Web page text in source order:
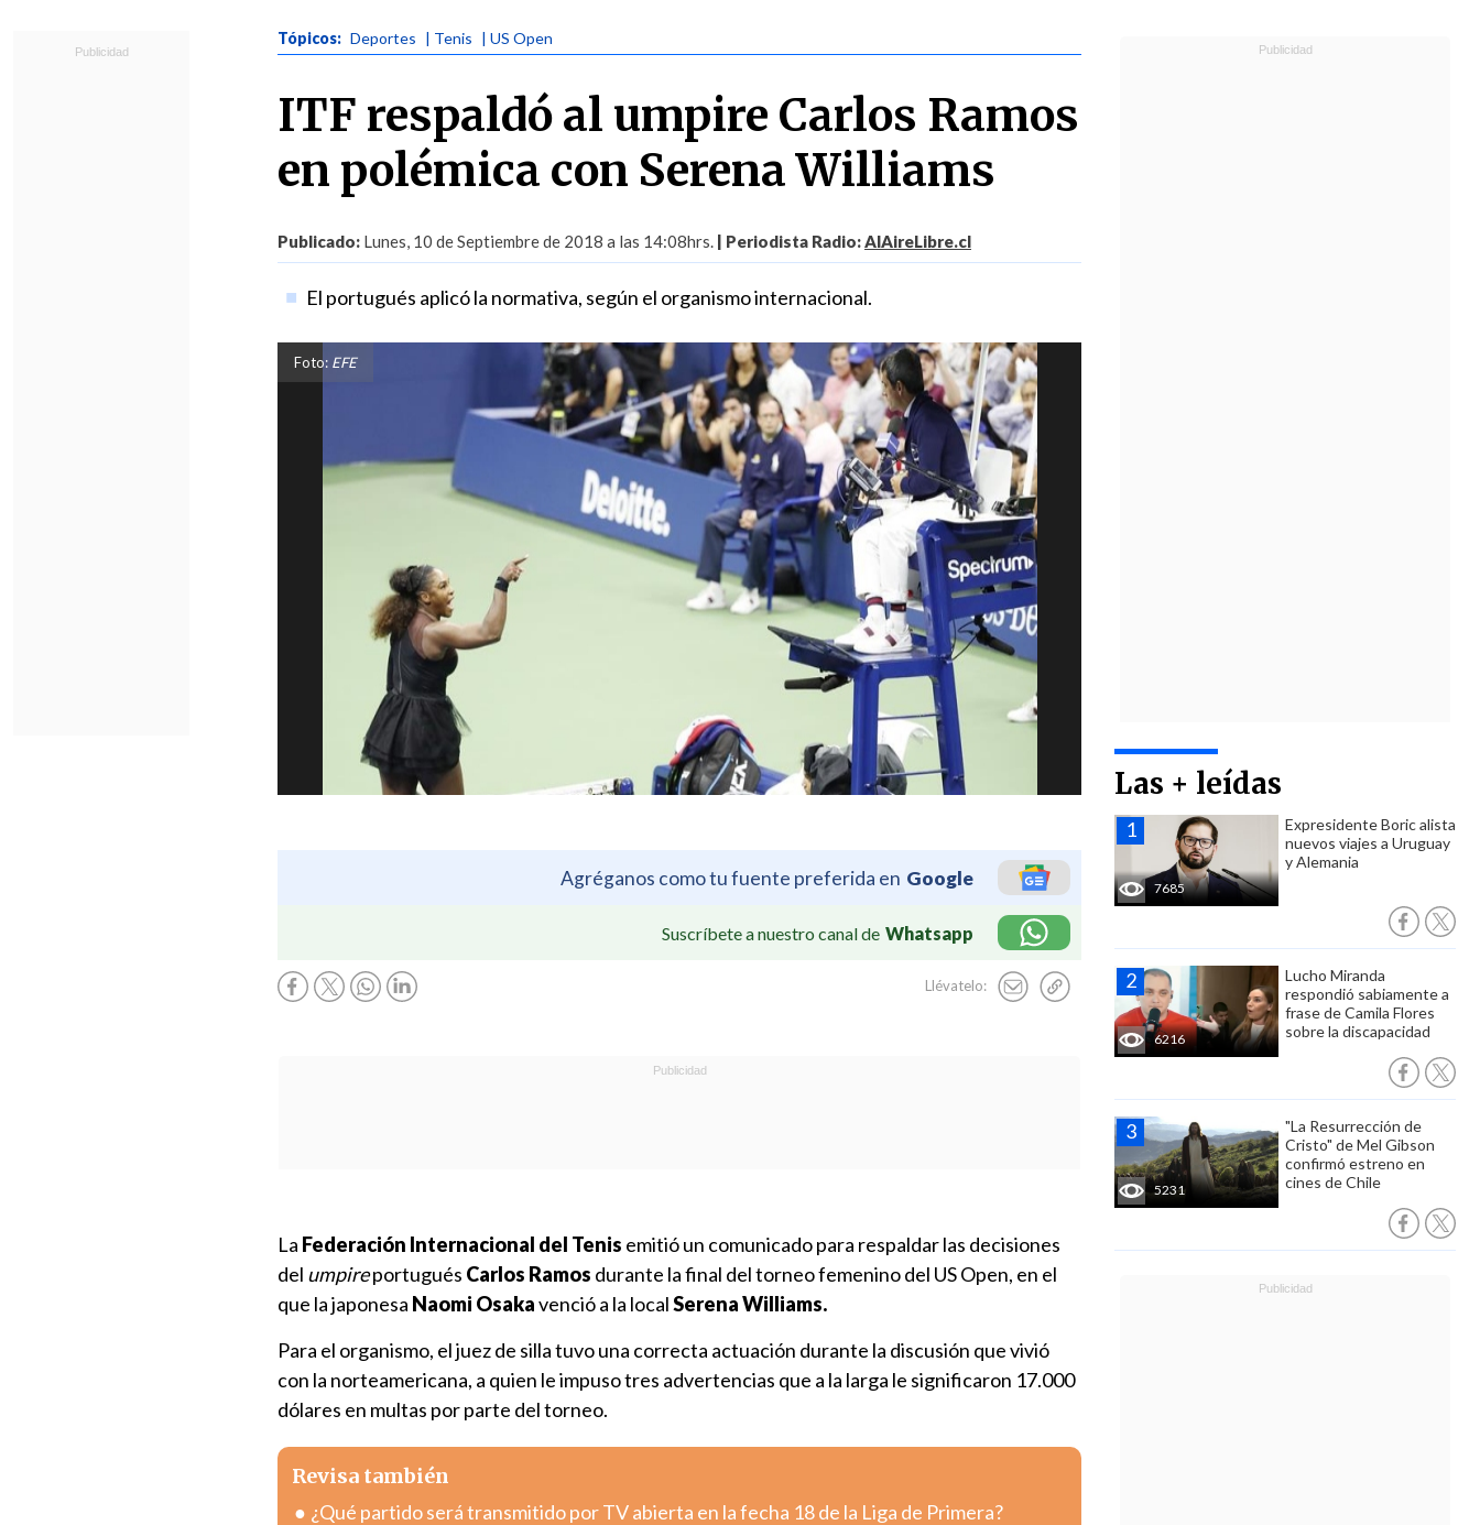
Tópicos: Deportes | Tenis | US Open
ITF respaldó al umpire Carlos Ramos
en polémica con Serena Williams
Publicado: Lunes, 10 de Septiembre de 2018 a las 14:08hrs. | Periodista Radio:AlAireLibre.cl
El portugués aplicó la normativa, según el organismo internacional.
Foto: EFE
Agréganos como tu fuente preferida en Google
Suscríbete a nuestro canal de Whatsapp
Llévatelo:
Las + leídas
7685
Expresidente Boric alista
nuevos viajes a Uruguay
y Alemania
6216
Lucho Miranda
respondió sabiamente a
frase de Camila Flores
sobre la discapacidad
5231
"La Resurrección de
Cristo" de Mel Gibson
confirmó estreno en
cines de Chile
La Federación Internacional del Tenis emitió un comunicado para respaldar las decisiones
del umpireportugués Carlos Ramos durante la final del torneo femenino del US Open, en el
que la japonesa Naomi Osakavenció a la localSerena Williams.
Para el organismo, el juez de silla tuvo una correcta actuación durante la discusión que vivió
con la norteamericana, a quien le impuso tres advertencias que a la larga le significaron 17.000
dólares en multas por parte del torneo.
Revisa también
¿Qué partido será transmitido por TV abierta en la fecha 18 de la Liga de Primera?